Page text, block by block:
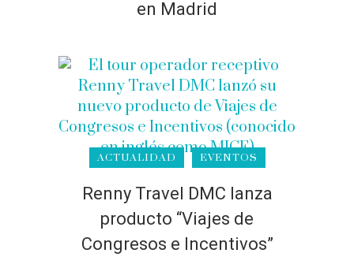
en Madrid
ACTUALIDAD EVENTOS
Renny Travel DMC lanza
producto “Viajes de
Congresos e Incentivos”